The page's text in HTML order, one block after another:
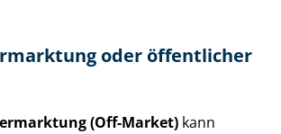
oder öffentlicher
(Off-Market) kann